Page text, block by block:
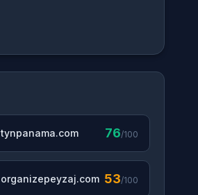
tynpanama.com 76/100
organizepeyzaj.com 53/100